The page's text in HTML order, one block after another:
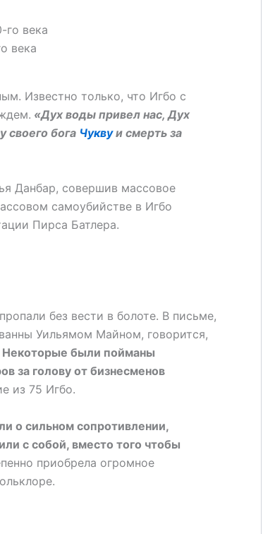
века
Известно только, что Игбо с
«Дух воды привел нас, Дух
своего бога Чуквуи смерть за
Данбар, совершив массовое
самоубийстве в Игбо
Пирса Батлера.
без вести в болоте. В письме,
Уильямом Майном, говорится,
Некоторые были пойманы
за голову от бизнесменов
из 75 Игбо.
о сильном сопротивлении,
с собой, вместо того чтобы
приобрела огромное